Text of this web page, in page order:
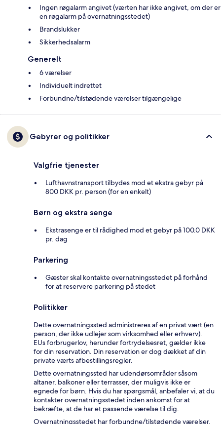
Ingen røgalarm angivet (værten har ikke angivet, om der er
en røgalarm på overnatningsstedet)
Brandslukker
Sikkerhedsalarm
Generelt
6 værelser
Individuelt indrettet
Forbundne/tilstødende værelser tilgængelige
Gebyrer og politikker
Valgfrie tjenester
Lufthavnstransport tilbydes mod et ekstra gebyr på
800 DKK pr. person (for en enkelt)
Børn og ekstra senge
Ekstrasenge er til rådighed mod et gebyr på 100.0 DKK
pr. dag
Parkering
Gæster skal kontakte overnatningsstedet på forhånd
for at reservere parkering på stedet
Politikker
Dette overnatningssted administreres af en privat vært (en
person, der ikke udlejer som virksomhed eller erhverv).
EUs forbrugerlov, herunder fortrydelsesret, gælder ikke
for din reservation. Din reservation er dog dækket af din
private værts afbestillingsregler.
Dette overnatningssted har udendørsområder såsom
altaner, balkoner eller terrasser, der muligvis ikke er
egnede for børn. Hvis du har spørgsmål, anbefaler vi, at du
kontakter overnatningsstedet inden ankomst for at
bekræfte, at de har et passende værelse til dig.
Overnatningsstedet har forbundne/tilstødende værelser,